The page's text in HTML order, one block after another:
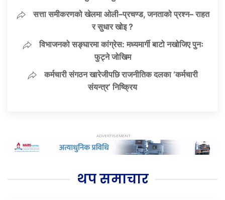
सत्ता समीकरणको खेलमा ओली–प्रचण्ड, जनताको प्रश्न– राहत
र सुधार खोइ ?
विभाजनको सङ्घारमा कांग्रेस: मध्यमार्गी बाटो नखोजिए पुनः
फुट्ने जोखिम
कर्मचारी संगठन खारेजीपछि राजनीतिक दलका ‘कर्मचारी
संयन्त्र’ निष्क्रिय
थप समाचार